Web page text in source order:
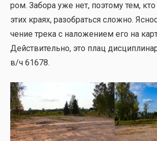
ром. Забо­ра уже нет, поэто­му тем,
этих кра­ях, разо­брать­ся слож­но.
че­ние тре­ка с нало­же­ни­ем его на
Дей­стви­тель­но, это плац
в/ч 61678.